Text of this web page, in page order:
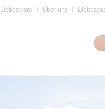
Liebeskram Über uns